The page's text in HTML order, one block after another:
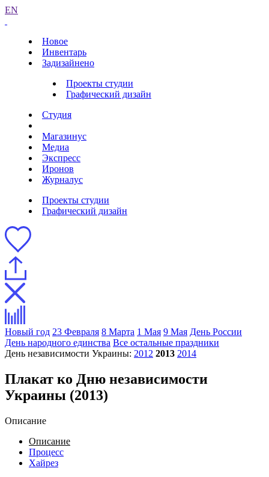
EN
Новое
Инвентарь
Задизайнено
Проекты студии
Графический дизайн
Студия
Магазинус
Медиа
Экспресс
Иронов
Журналус
Проекты студии
Графический дизайн
Новый год 23 Февраля 8 Марта 1 Мая 9 Мая День России
День народного единства Все остальные праздники
День независимости Украины: 2012 2013 2014
Плакат ко Дню независимости
Украины (2013)
Описание
Описание
Процесс
Хайрез